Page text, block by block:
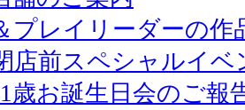
プレイリーダーの作
店前スペシャルイベ
お誕生日会のご報